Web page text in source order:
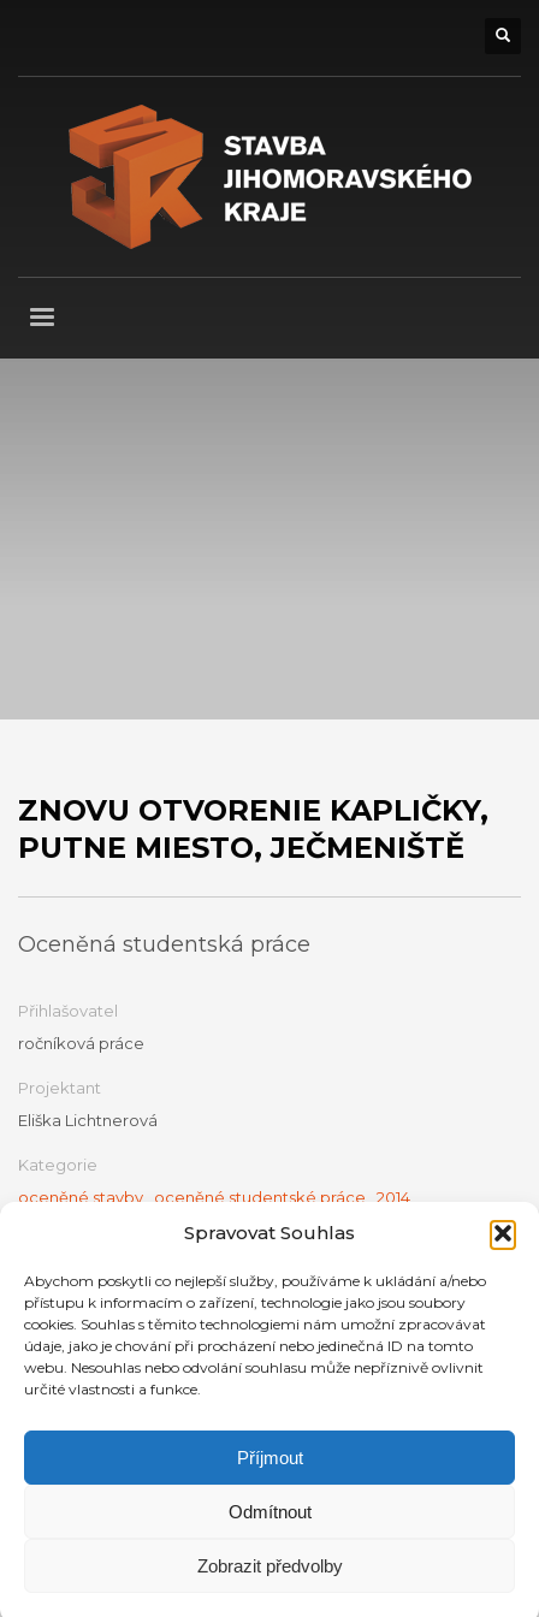
Spravovat Souhlas
Abychom poskytli co nejlepší služby, používáme k ukládání a/nebo
přístupu k informacím o zařízení, technologie jako jsou soubory
cookies. Souhlas s těmito technologiemi nám umožní zpracovávat
údaje, jako je chování při procházení nebo jedinečná ID na tomto
webu. Nesouhlas nebo odvolání souhlasu může nepříznivě ovlivnit
určité vlastnosti a funkce.
Příjmout
Odmítnout
Zobrazit předvolby
ZNOVU OTVORENIE KAPLIČKY,
PUTNE MIESTO, JEČMENIŠTĚ
Oceněná studentská práce
Přihlašovatel
ročníková práce
Projektant
Eliška Lichtnerová
Kategorie
oceněné stavby
oceněné studentské práce 2014